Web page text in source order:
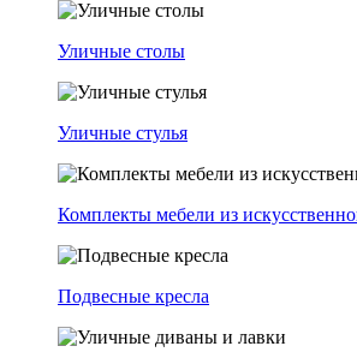
Уличные столы
Уличные стулья
Комплекты мебели из
Подвесные кресла